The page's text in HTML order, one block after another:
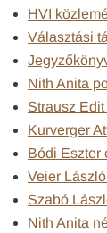
HVI
Választási
Nith Anita
Strausz
Kurverger
Bódi Eszter
Veier
Szabó
Nith Anita